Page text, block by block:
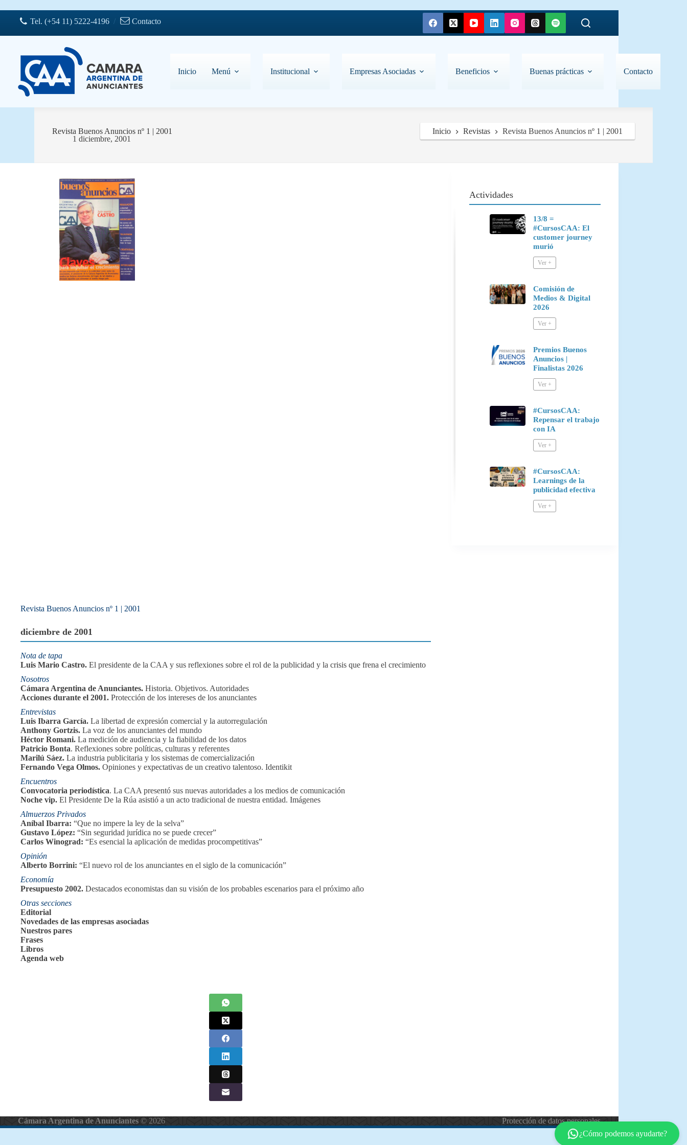
al
contenidoTel. (+54 11) 5222-4196/ Contacto
Inicio Menú Institucional Empresas Asociadas Beneficios Buenas prácticas Contacto
Revista Buenos Anuncios nº 1 | 2001
1 diciembre, 2001
Inicio Revistas Revista Buenos Anuncios nº 1 | 2001
Revista Buenos Anuncios nº 1 | 2001
diciembre de 2001
Nota de tapa
Luis Mario Castro. El presidente de la CAA y sus reflexiones sobre el rol de la publicidad y la crisis que frena el crecimiento
Nosotros
Cámara Argentina de Anunciantes. Historia. Objetivos. Autoridades
Acciones durante el 2001. Protección de los intereses de los anunciantes
Entrevistas
Luis Ibarra García. La libertad de expresión comercial y la autorregulación
Anthony Gortzis. La voz de los anunciantes del mundo
Héctor Romani. La medición de audiencia y la fiabilidad de los datos
Patricio Bonta. Reflexiones sobre políticas, culturas y referentes
Marilú Sáez. La industria publicitaria y los sistemas de comercialización
Fernando Vega Olmos. Opiniones y expectativas de un creativo talentoso. Identikit
Encuentros
Convocatoria periodística. La CAA presentó sus nuevas autoridades a los medios de comunicación
Noche vip. El Presidente De la Rúa asistió a un acto tradicional de nuestra entidad. Imágenes
Almuerzos Privados
Aníbal Ibarra: “Que no impere la ley de la selva”
Gustavo López: “Sin seguridad jurídica no se puede crecer”
Carlos Winograd: “Es esencial la aplicación de medidas procompetitivas”
Opinión
Alberto Borrini: “El nuevo rol de los anunciantes en el siglo de la comunicación”
Economía
Presupuesto 2002. Destacados economistas dan su visión de los probables escenarios para el próximo año
Otras secciones
Editorial
Novedades de las empresas asociadas
Nuestros pares
Frases
Libros
Agenda web
Actividades
13/8 =
#CursosCAA: El
customer journey
murió
Comisión de
Medios & Digital
2026
Premios Buenos
Anuncios |
Finalistas 2026
#CursosCAA:
Repensar el trabajo
con IA
#CursosCAA:
Learnings de la
publicidad efectiva
Cámara Argentina de Anunciantes © 2026
Protección de datos personales
¿Cómo podemos ayudarte?